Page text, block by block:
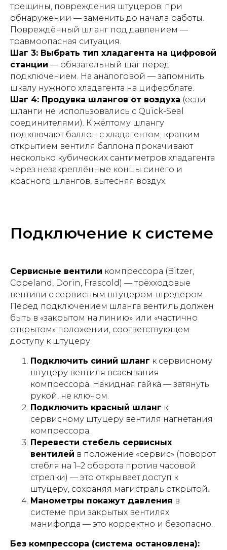
трещины, повреждения штуцеров; при
обнаружении — заменить до начала работы.
Повреждённый шланг под давлением —
травмоопасная ситуация.
Шаг 3: Выбрать тип хладагента на цифровой
станции — обязательный шаг перед
подключением. На аналоговой — запомнить
шкалу нужного хладагента на циферблате.
Шаг 4: Продувка шлангов от воздуха (если
шланги не использовались с Quick-Seal
соединителями). К жёлтому шлангу
подключают баллон с хладагентом; кратким
открытием вентиля баллона прокачивают
несколько кубических сантиметров хладагента
через незакреплённые концы синего и
красного шлангов, вытесняя воздух.
Подключение к системе
Сервисные вентили компрессора (Bitzer,
Copeland, Dorin, Frascold) — трёхходовые
вентили с сервисным штуцером-шредером.
Перед подключением шланга вентиль должен
быть в «закрытом на линию» или «частично
открытом» положении, соответствующем
доступу к штуцеру.
Подключить синий шланг к сервисному
штуцеру вентиля всасывания
компрессора. Накидная гайка — затянуть
рукой, не ключом.
Подключить красный шланг к
сервисному штуцеру вентиля нагнетания
компрессора.
Перевести стебель сервисных
вентилей в положение «сервис» (поворот
стебля на 1–2 оборота против часовой
стрелки) — это открывает доступ к
штуцеру, сохраняя магистраль открытой.
Манометры покажут давления в
системе при закрытых вентилях
манифолда — это корректно и безопасно.
Без компрессора (система остановлена):